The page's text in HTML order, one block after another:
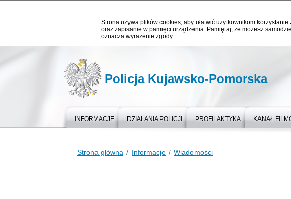
Strona używa plików cookies, aby ułatwić użytkownikom
oraz zapisanie w pamięci urządzenia. Pamiętaj, że możesz
oznacza wyrażenie zgody.
Policja Kujawsko-Pomorska
INFORMACJE DZIAŁANIA POLICJI PROFILAKTYKA KANAŁ
Strona główna Informacje Wiadomości